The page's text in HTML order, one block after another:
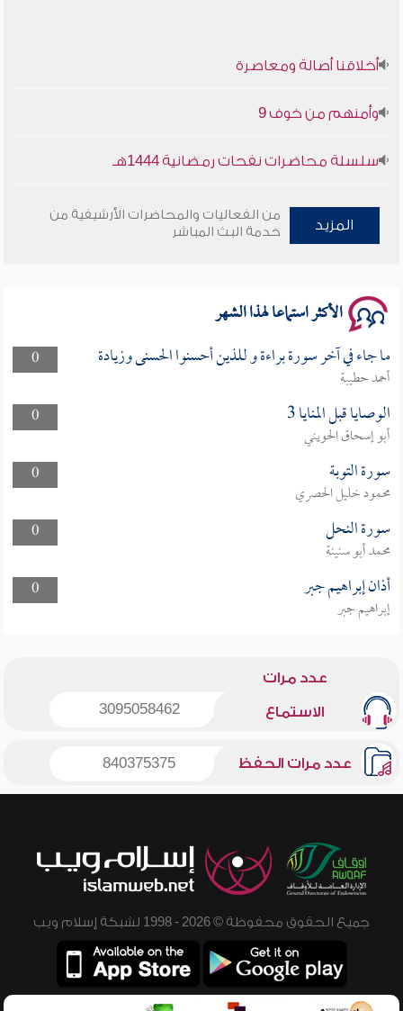
وأمنهم من خوف 9
سلسلة محاضرات نفحات رمضانية 1444هـ
المزيد
من الفعاليات والمحاضرات الأرشيفية من
خدمة البث المباشر
الأكثر استماعا لهذا الشهر
0 ما جاء في آخر سورة براءة و للذين أحسنوا الحسنى وزيادة
أحمد حطيبة
0
الوصايا قبل المنايا 3
أبو إسحاق الحويني
0
سورة التوبة
محمود خليل الحصري
0
سورة النحل
محمد أبو سنينة
0
أذان إبراهيم جبر
إبراهيم جبر
عدد مرات
الاستماع 3095058462
عدد مرات الحفظ 840375375
جميع الحقوق محفوظة © 2026 - 1998 لشبكة إسلام ويب